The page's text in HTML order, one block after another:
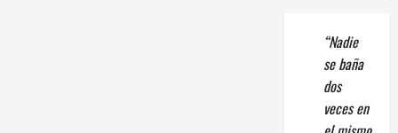
“Nadie
se baña
dos
veces en